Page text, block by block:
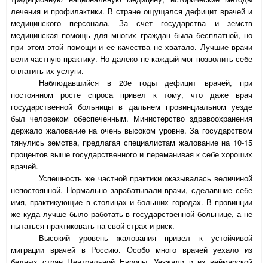
лечения и профилактики. В стране ощущался дефицит врачей и
медицинского персонала. За счет государства и земств
медицинская помощь для многих граждан была бесплатной, но
при этом этой помощи и ее качества не хватало. Лучшие врачи
вели частную практику. Но далеко не каждый мог позволить себе
оплатить их услуги.
Наблюдавшийся в 20е годы дефицит врачей, при
постоянном росте спроса привел к тому, что даже врач
государственной больницы в дальнем провинциальном уезде
был человеком обеспеченным. Министерство здравоохранения
держало жалование на очень высоком уровне. За государством
тянулись земства, предлагая специалистам жалование на 10-15
процентов выше государственного и переманивая к себе хороших
врачей.
Успешность же частной практики оказывалась величиной
непостоянной. Нормально зарабатывали врачи, сделавшие себе
имя, практикующие в столицах и больших городах. В провинции
же куда лучше было работать в государственной больнице, а не
пытаться практиковать на свой страх и риск.
Высокий уровень жалования привел к устойчивой
миграции врачей в Россию. Особо много врачей уехало из